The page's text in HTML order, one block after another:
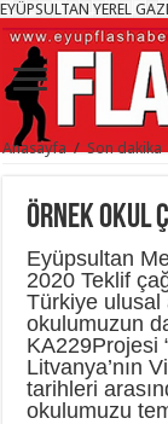
EYÜPSULTAN YEREL
Anasayfa / Son dakika
ÖRNEK OKUL
Eyüpsultan
2020 Teklif
Türkiye ulusal
okulumuzun
KA229Projesi
Litvanya’nın
tarihleri
okulumuzu